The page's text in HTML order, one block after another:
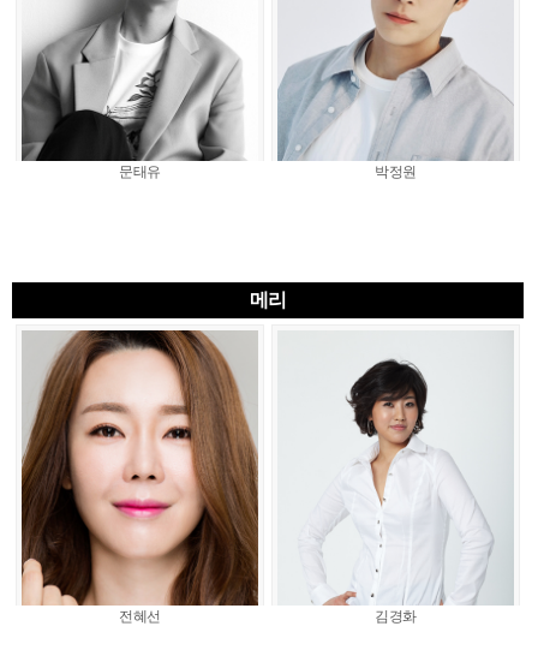
문태유 박정원
메리
전혜선 김경화